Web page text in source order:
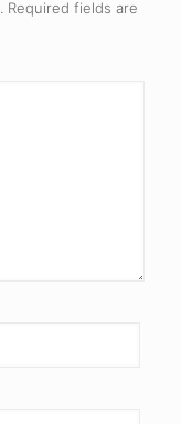
Required fields are